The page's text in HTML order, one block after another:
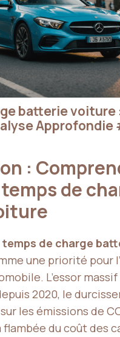
batterie voiture
Approfondie
:
de
temps de charge
une priorité pour
L’essor massif
2020, le
les émissions de
flambée du coût des